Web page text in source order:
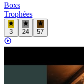
Boxs
Trophées
3 24 57